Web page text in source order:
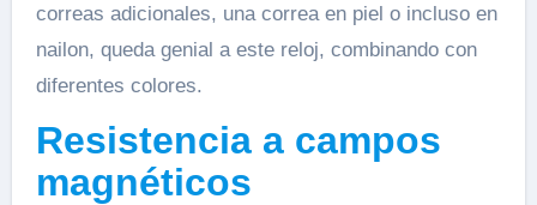
correas adicionales, una correa en piel o incluso en
nailon, queda genial a este reloj, combinando con
diferentes colores.
Resistencia a campos
magnéticos